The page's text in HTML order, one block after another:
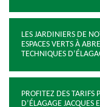
LES JARDINIERS DE
ESPACES VERTS À
TECHNIQUES
PROFITEZ DES TARIFS
D’ÉLAGAGE JACQUES